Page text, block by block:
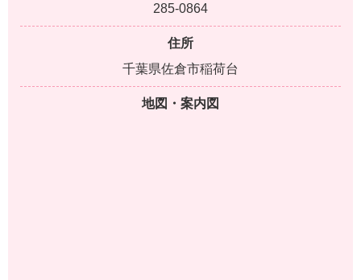
285-0864
住所
千葉県佐倉市稲荷台
地図・案内図